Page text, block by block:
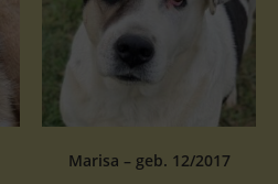
Marisa – geb. 12/2017